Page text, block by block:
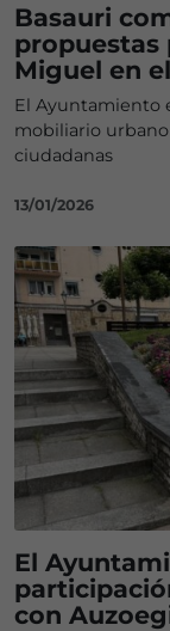
Basauri
propuestas
Miguel en
El Ayuntamiento
mobiliario
ciudadanas
13/01/2026
El
con